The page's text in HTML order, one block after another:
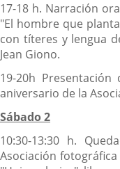
17-18 h. Narración
"El hombre que
con títeres y lengua
Jean Giono.
19-20h
aniversario de la
Sábado 2
10:30-13:30 h.
Asociación